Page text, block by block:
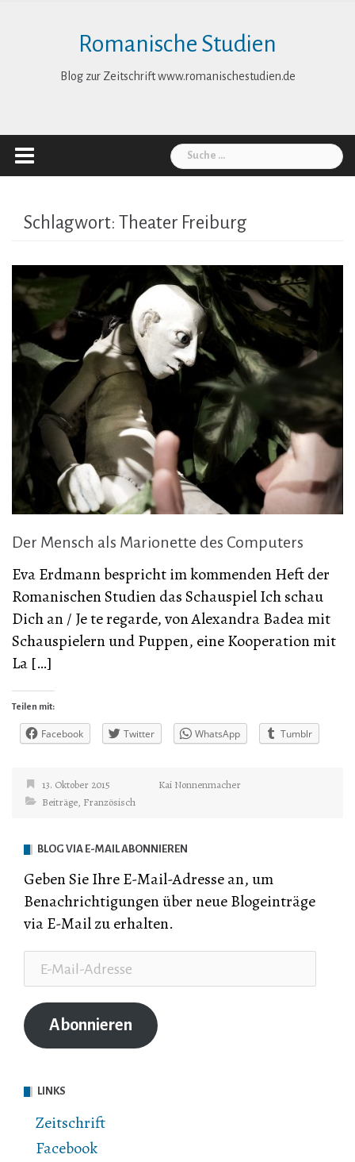
Romanische Studien
Blog zur Zeitschrift www.romanischestudien.de
Suche
nach:
Schlagwort: Theater Freiburg
Der Mensch als Marionette des Computers
Eva Erdmann bespricht im kommenden Heft der
Romanischen Studien das Schauspiel Ich schau
Dich an / Je te regarde, von Alexandra Badea mit
Schauspielern und Puppen, eine Kooperation mit
La […]
Teilen mit:
Facebook Twitter WhatsApp Tumblr
13. Oktober 2015
Kai Nonnenmacher
Beiträge, Französisch
BLOG VIA E-MAIL ABONNIEREN
Geben Sie Ihre E-Mail-Adresse an, um
Benachrichtigungen über neue Blogeinträge
via E-Mail zu erhalten.
Mail-
Adresse
Abonnieren
LINKS
Zeitschrift
Facebook